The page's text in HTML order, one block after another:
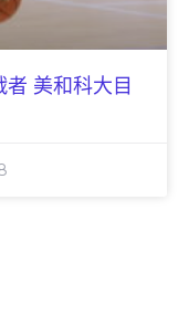
美和科大目